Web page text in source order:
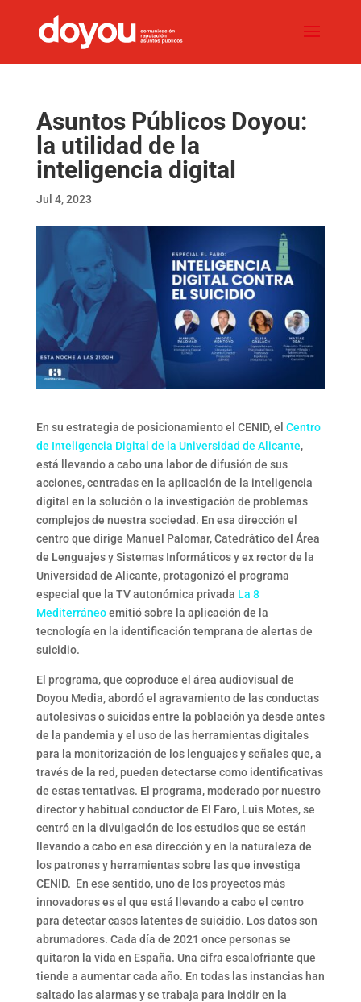
Asuntos Públicos Doyou:
la utilidad de la
inteligencia digital
Jul 4, 2023
En su estrategia de posicionamiento el CENID, el Centro
de Inteligencia Digital de la Universidad de Alicante,
está llevando a cabo una labor de difusión de sus
acciones, centradas en la aplicación de la inteligencia
digital en la solución o la investigación de problemas
complejos de nuestra sociedad. En esa dirección el
centro que dirige Manuel Palomar, Catedrático del Área
de Lenguajes y Sistemas Informáticos y ex rector de la
Universidad de Alicante, protagonizó el programa
especial que la TV autonómica privada La 8
Mediterráneoemitió sobre la aplicación de la
tecnología en la identificación temprana de alertas de
suicidio.
El programa, que coproduce el área audiovisual de
Doyou Media, abordó el agravamiento de las conductas
autolesivas o suicidas entre la población ya desde antes
de la pandemia y el uso de las herramientas digitales
para la monitorización de los lenguajes y señales que, a
través de la red, pueden detectarse como identificativas
de estas tentativas. El programa, moderado por nuestro
director y habitual conductor de El Faro, Luis Motes, se
centró en la divulgación de los estudios que se están
llevando a cabo en esa dirección y en la naturaleza de
los patrones y herramientas sobre las que investiga
CENID. En ese sentido, uno de los proyectos más
innovadores es el que está llevando a cabo el centro
para detectar casos latentes de suicidio. Los datos son
abrumadores. Cada día de 2021 once personas se
quitaron la vida en España. Una cifra escalofriante que
tiende a aumentar cada año. En todas las instancias han
saltado las alarmas y se trabaja para incidir en la